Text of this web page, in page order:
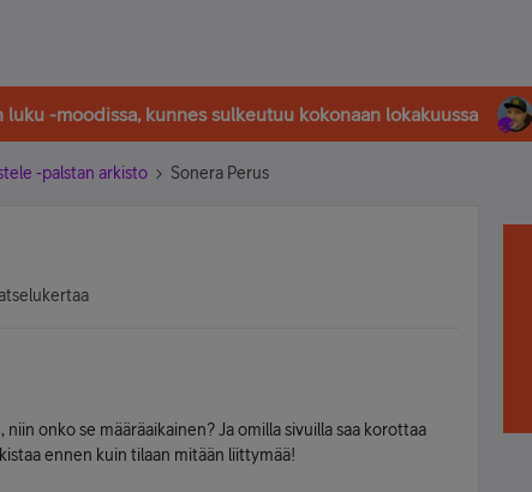
luku -moodissa, kunnes sulkeutuu kokonaan lokakuussa
-palstan arkisto Sonera Perus
onko se määräaikainen? Ja omilla sivuilla saa korottaa
ennen kuin tilaan mitään liittymää!